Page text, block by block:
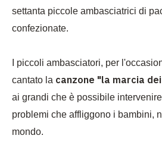
settanta piccole ambasciatrici di
confezionate.
I piccoli ambasciatori, per
cantato la canzone "la marcia
ai grandi che è possibile
problemi che affliggono i bambini,
mondo.